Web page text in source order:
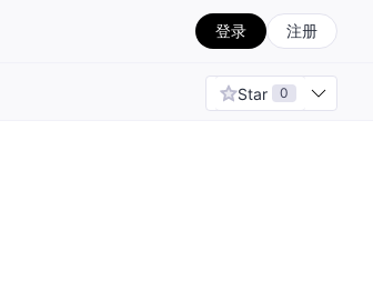
登录 注册
Star 0